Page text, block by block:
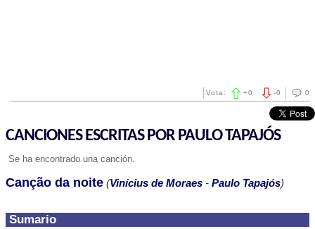
0
-0
Vota: +0
CANCIONES ESCRITAS POR PAULO TAPAJÓS
Se ha encontrado una canción.
Sumario
Canção da noite (Vinícius de Moraes - Paulo Tapajós)